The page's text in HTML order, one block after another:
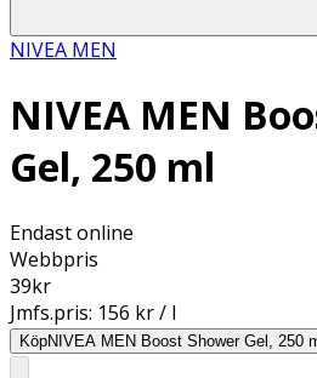
NIVEA MEN
NIVEA MEN
Gel, 250 ml
Endast online
Webbpris
39kr
Jmfs.pris: 156 kr / l
KöpNIVEA MEN Boost Shower Gel, 250